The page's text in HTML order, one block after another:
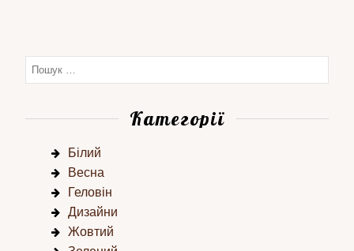
Категорії
Білий
Весна
Геловін
Дизайни
Жовтий